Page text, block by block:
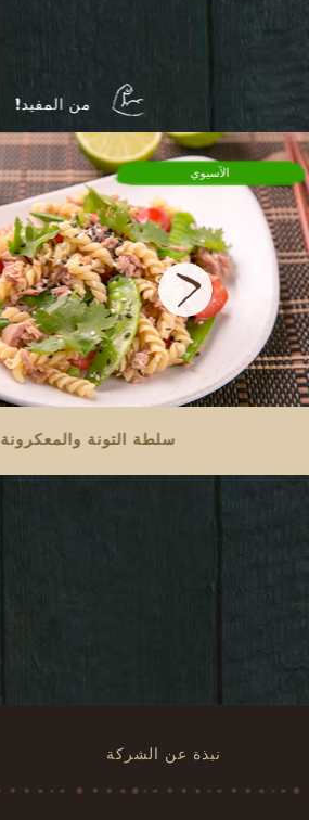
من المفيد!
الآسيوي
سلطة التونة والمعكرونة
نبذة عن الشركة